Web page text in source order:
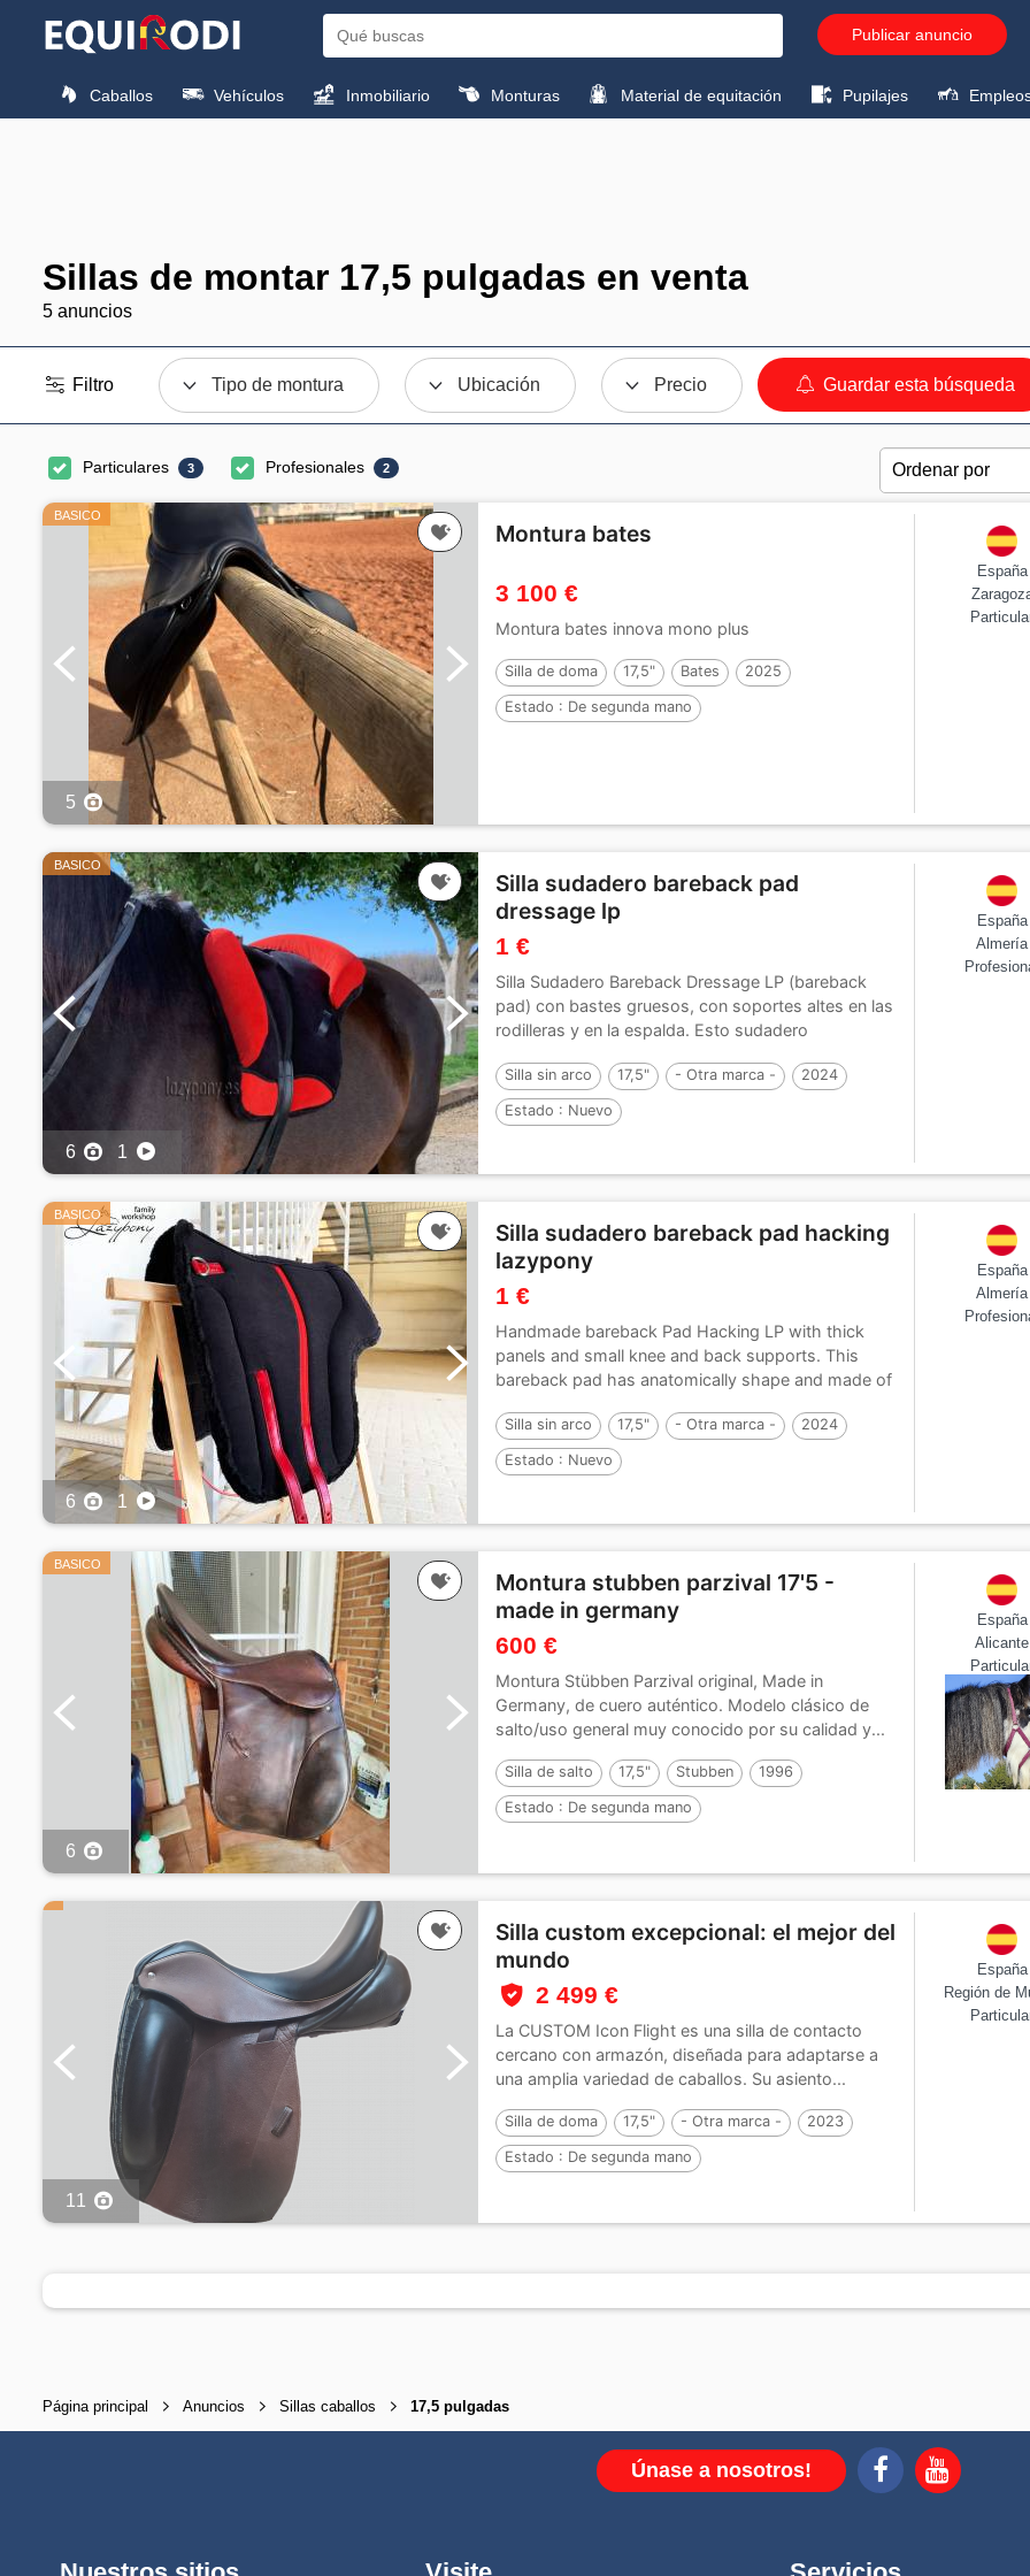
Publicar anuncio
Caballos Vehículos Inmobiliario Monturas Material de equitación Pupilajes
Sillas de montar 17,5 pulgadas en venta
5 anuncios
Filtro Tipo de montura Ubicación Precio Guardar esta búsqueda
Particulares 3 Profesionales 2
BASICO
5
Montura bates
3 100 €
Montura bates innova mono plus
Silla de doma 17,5" Bates 2025
Estado : De segunda mano
España
BASICO
6 1
Silla sudadero bareback pad
dressage lp
1 €
Silla Sudadero Bareback Dressage LP (bareback
pad) con bastes gruesos, con soportes altes en las
rodilleras y en la espalda. Esto sudadero
Silla sin arco 17,5" - Otra marca - 2024
Estado : Nuevo
España
Almería
BASICO
6 1
Silla sudadero bareback pad hacking
lazypony
1 €
Handmade bareback Pad Hacking LP with thick
panels and small knee and back supports. This
bareback pad has anatomically shape and made of
Silla sin arco 17,5" - Otra marca - 2024
Estado : Nuevo
España
Almería
BASICO
6
Montura stubben parzival 17'5 -
made in germany
600 €
Montura Stübben Parzival original, Made in
Germany, de cuero auténtico. Modelo clásico de
salto/uso general muy conocido por su calidad y...
Silla de salto 17,5" Stubben 1996
Estado : De segunda mano
España
Alicante
11
Silla custom excepcional: el mejor del
mundo
2 499 €
La CUSTOM Icon Flight es una silla de contacto
cercano con armazón, diseñada para adaptarse a
una amplia variedad de caballos. Su asiento...
Silla de doma 17,5" - Otra marca - 2023
Estado : De segunda mano
España
Región de
Página principal Anuncios Sillas caballos 17,5 pulgadas
Únase a nosotros!